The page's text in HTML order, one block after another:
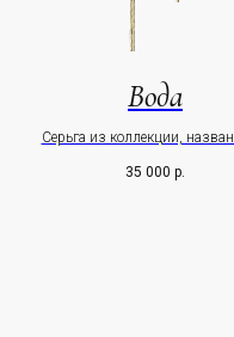
Вода
Серьга из коллекции,
Kaori
35 000 р.
Оставьте свои данные чтобы первыми